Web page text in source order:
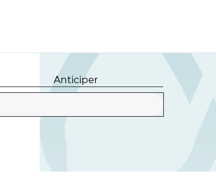
Anticiper